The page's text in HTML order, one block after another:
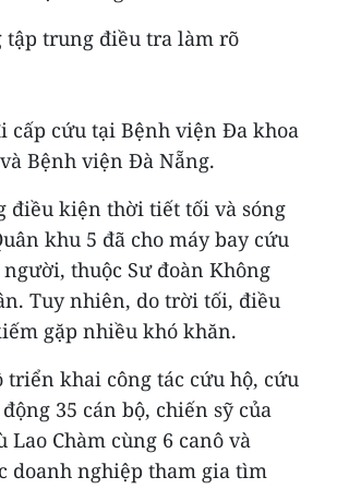
tập trung điều tra làm rõ
cấp cứu tại Bệnh viện Đa khoa
Bệnh viện Đà Nẵng.
kiện thời tiết tối và sóng
khu 5 đã cho máy bay cứu
thuộc Sư đoàn Không
Tuy nhiên, do trời tối, điều
gặp nhiều khó khăn.
triển khai công tác cứu hộ, cứu
35 cán bộ, chiến sỹ của
Chàm cùng 6 canô và
doanh nghiệp tham gia tìm